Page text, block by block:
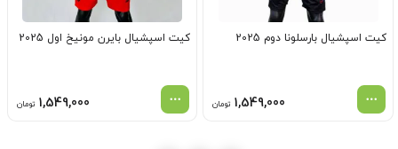
کیت اسپشیال بارسلونا دوم 2025
1,549,000 تومان
کیت اسپشیال بایرن مونیخ اول 2025
1,549,000 تومان